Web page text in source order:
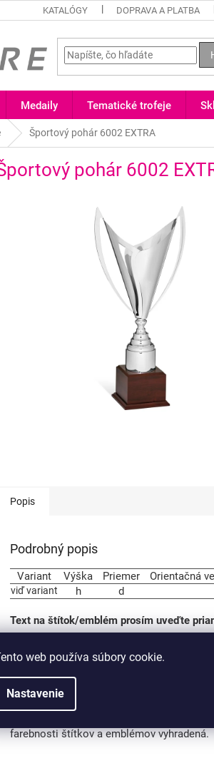
web používa súbory cookie.
Nastavenie
KATALÓGY DOPRAVA A PLATBA
Medaily Tematické trofeje
Športový pohár 6002 EXTRA
pohár 6002
Popis
Podrobný popis
Variant Výška Priemer Orientačná
viď variant h d
Text na štítok/emblém prosím uveďte
Podklady pre gravírovanie je potrebné
(napr.: AI, CDR, EPS, SVG).
Zmena veľkosti podstavca z dôvodu
farebnosti štítkov a emblémov vyhradená.